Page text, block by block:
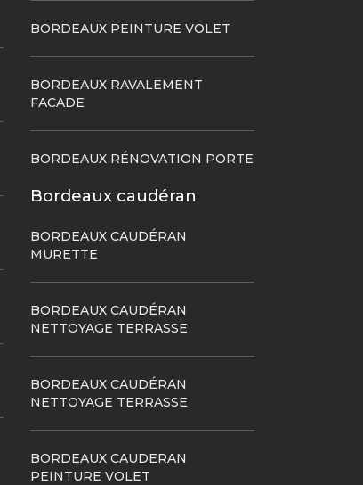
BORDEAUX PEINTURE VOLET
BORDEAUX RAVALEMENT
FACADE
BORDEAUX RÉNOVATION PORTE
Bordeaux caudéran
BORDEAUX CAUDÉRAN
MURETTE
BORDEAUX CAUDÉRAN
NETTOYAGE TERRASSE
BORDEAUX CAUDÉRAN
NETTOYAGE TERRASSE
BORDEAUX CAUDERAN
PEINTURE VOLET